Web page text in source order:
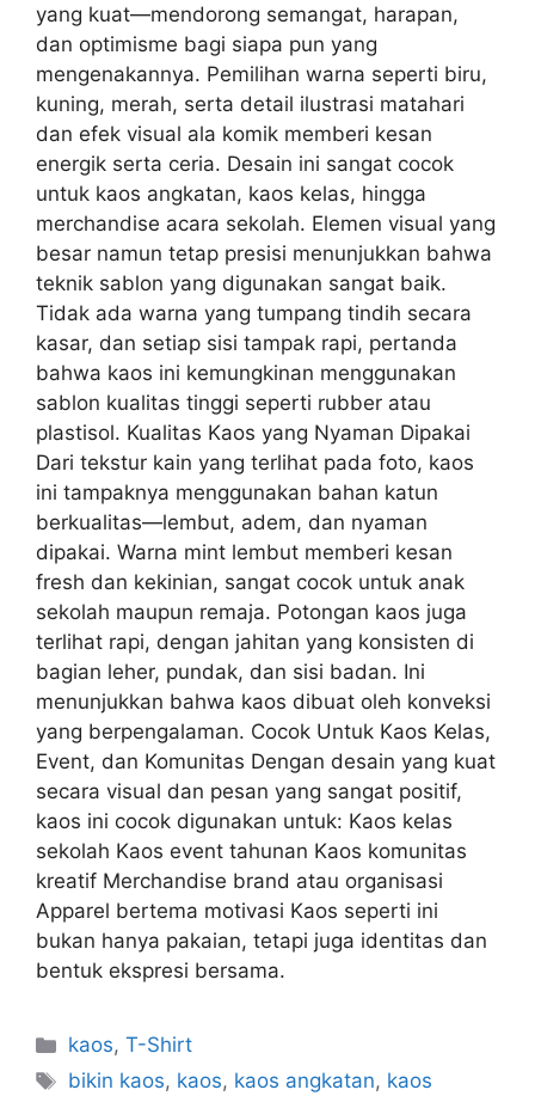
yang kuat—mendorong semangat, harapan,
dan optimisme bagi siapa pun yang
mengenakannya. Pemilihan warna seperti biru,
kuning, merah, serta detail ilustrasi matahari
dan efek visual ala komik memberi kesan
energik serta ceria. Desain ini sangat cocok
untuk kaos angkatan, kaos kelas, hingga
merchandise acara sekolah. Elemen visual yang
besar namun tetap presisi menunjukkan bahwa
teknik sablon yang digunakan sangat baik.
Tidak ada warna yang tumpang tindih secara
kasar, dan setiap sisi tampak rapi, pertanda
bahwa kaos ini kemungkinan menggunakan
sablon kualitas tinggi seperti rubber atau
plastisol. Kualitas Kaos yang Nyaman Dipakai
Dari tekstur kain yang terlihat pada foto, kaos
ini tampaknya menggunakan bahan katun
berkualitas—lembut, adem, dan nyaman
dipakai. Warna mint lembut memberi kesan
fresh dan kekinian, sangat cocok untuk anak
sekolah maupun remaja. Potongan kaos juga
terlihat rapi, dengan jahitan yang konsisten di
bagian leher, pundak, dan sisi badan. Ini
menunjukkan bahwa kaos dibuat oleh konveksi
yang berpengalaman. Cocok Untuk Kaos Kelas,
Event, dan Komunitas Dengan desain yang kuat
secara visual dan pesan yang sangat positif,
kaos ini cocok digunakan untuk: Kaos kelas
sekolah Kaos event tahunan Kaos komunitas
kreatif Merchandise brand atau organisasi
Apparel bertema motivasi Kaos seperti ini
bukan hanya pakaian, tetapi juga identitas dan
bentuk ekspresi bersama.
kaos,T-Shirt
bikin kaos, kaos, kaos angkatan, kaos